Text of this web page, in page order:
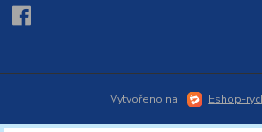
Vytvořeno na Eshop-